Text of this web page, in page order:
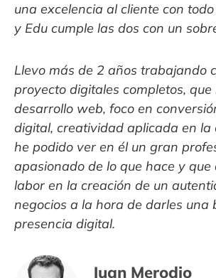
una excelencia al cliente con
y Edu cumple las dos con un
Llevo más de 2 años trabajando
proyecto digitales completos, que
desarrollo web, foco en
digital, creatividad aplicada en la
he podido ver en él un gran
apasionado de lo que hace y que
labor en la creación de un
negocios a la hora de darles una
presencia digital.
Juan Merodio